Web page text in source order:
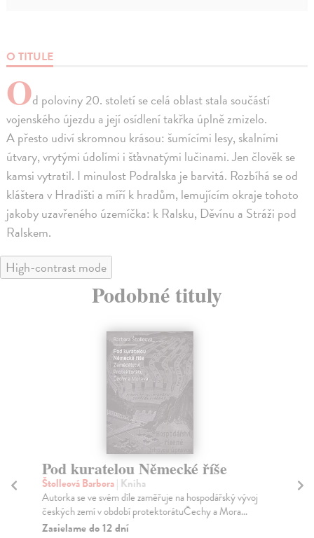
O TITULE
Od poloviny 20. století se celá oblast stala součástí
vojenského újezdu a její osídlení takřka úplně zmizelo.
A přesto udiví skromnou krásou: šumícími lesy, skalními
útvary, vrytými údolími i šťavnatými lučinami. Jen člověk se
kamsi vytratil. I minulost Podralska je barvitá. Rozbíhá se od
kláštera v Hradišti a míří k hradům, lemujícím okraje tohoto
jakoby uzavřeného územíčka: k Ralsku, Děvínu a Stráži pod
Ralskem.
High-contrast mode
Podobné tituly
Pod kuratelou Německé říše
Štolleová Barbora| Kniha
Autorka se ve svém díle zaměřuje na hospodářský vývoj
českých zemí v období protektorátuČechy a Mora...
Zasielame do 12 dní